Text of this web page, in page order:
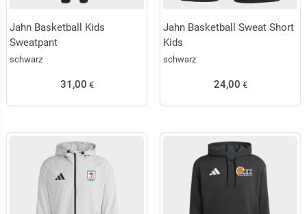
Jahn Basketball Kids
Sweatpant
schwarz
31,00 €
Jahn Basketball Sweat Short
Kids
schwarz
24,00 €